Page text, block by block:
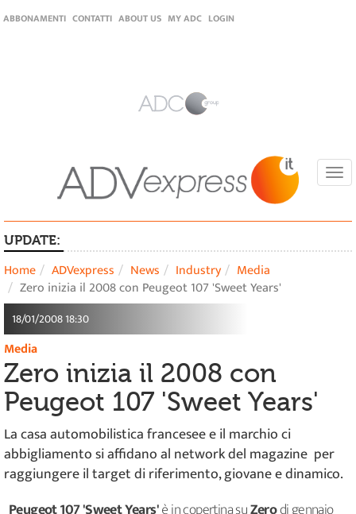
ABBONAMENTI CONTATTI ABOUT US MY ADC LOGIN
UPDATE:
Home ADVexpress News Industry
Media
Zero inizia il 2008 con Peugeot 107 'Sweet Years'
18/01/2008 18:30
Media
Zero inizia il 2008 con
Peugeot 107 'Sweet Years'
La casa automobilistica francesee e il marchio ci
abbigliamento si affidano al network del magazine per
raggiungere il target di riferimento, giovane e dinamico.